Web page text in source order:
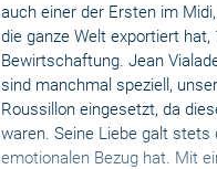
auch einer der Ersten im
die ganze Welt exportiert
Bewirtschaftung. Jean
sind manchmal speziell,
Roussillon eingesetzt, da
waren. Seine Liebe galt stets
emotionalen Bezug hat. Mit